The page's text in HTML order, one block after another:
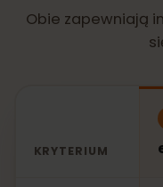
Obie zapewniają
KRYTERIUM